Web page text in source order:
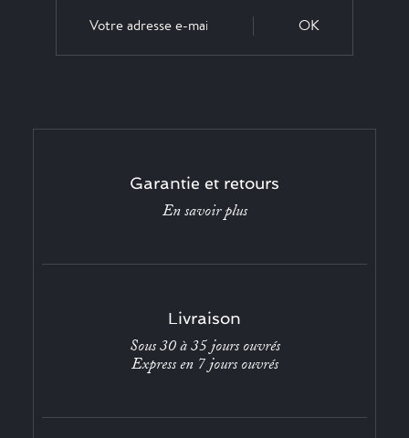
OK
Garantie et retours
En savoir plus
Livraison
Sous 30 à 35 jours ouvrés
Express en 7 jours ouvrés